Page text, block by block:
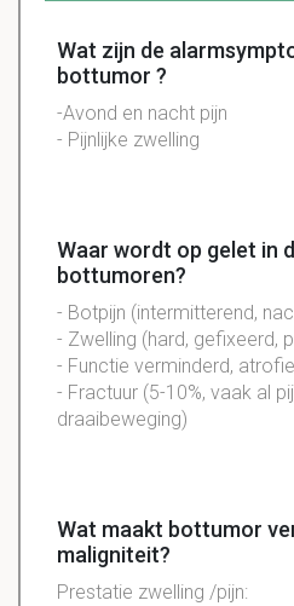
Wat zijn de
bottumor ?
-Avond en nacht pijn
- Pijnlijke zwelling
Waar wordt op gelet in
bottumoren?
- Botpijn (intermitterend,
- Zwelling (hard, gefixeerd,
- Functie verminderd, atrofie
- Fractuur (5-10%, vaak al
draaibeweging)
Wat maakt bottumor
maligniteit?
Prestatie zwelling /pijn: